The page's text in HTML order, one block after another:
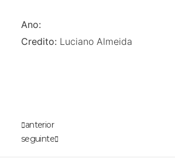
Ano:
Credito: Luciano Almeida
anterior
seguinte